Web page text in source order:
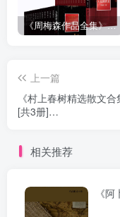
《周梅森作品全集》[共30册]
上一篇
《村上春树精选散文合
[共3册]
相关推荐
《